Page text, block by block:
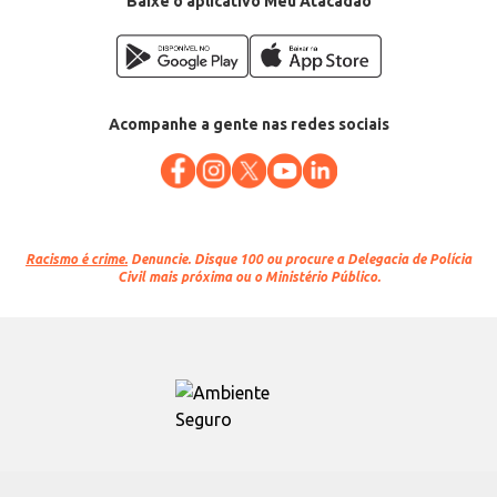
Acompanhe a gente nas redes sociais
Racismo é crime. Denuncie. Disque 100 ou procure a Delegacia de Polícia
Civil mais próxima ou o Ministério Público.